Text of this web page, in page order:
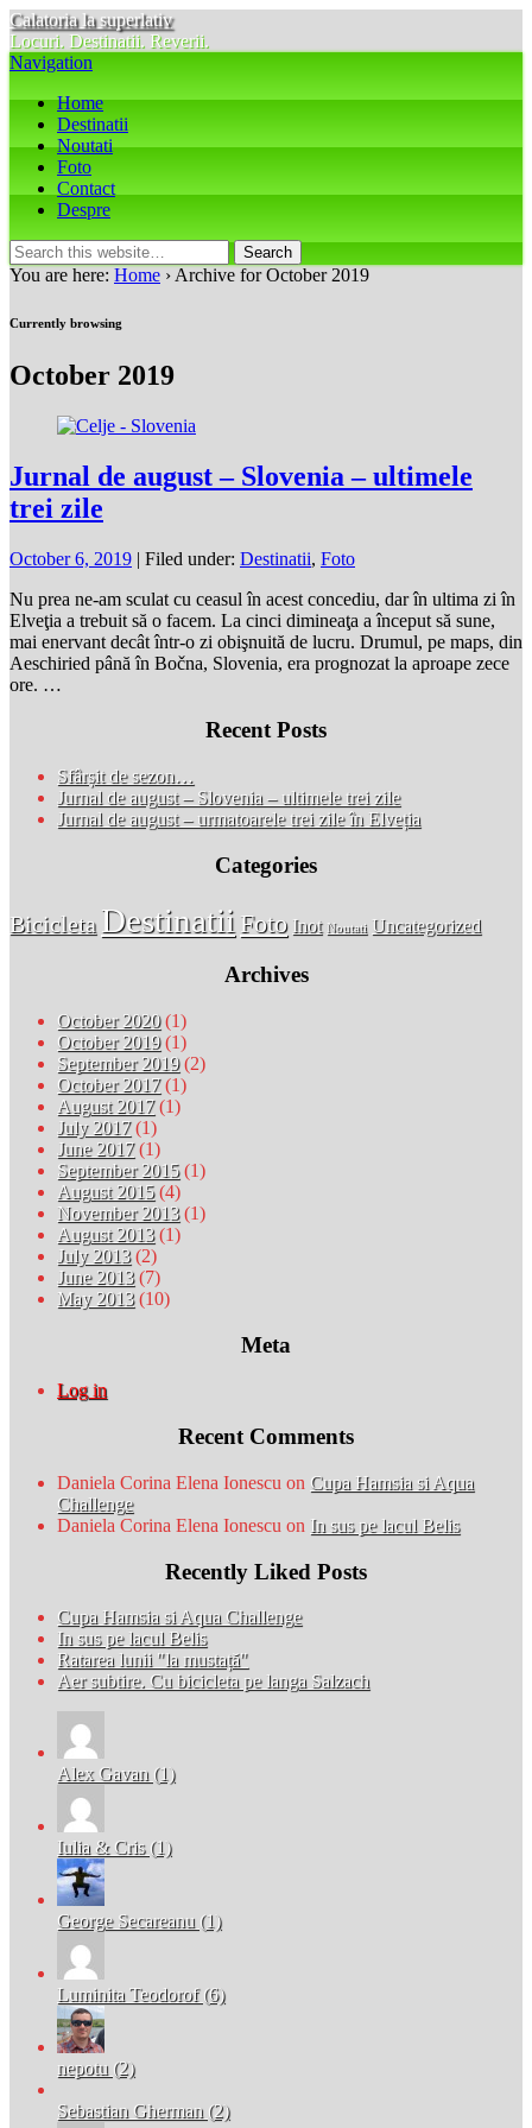
Calatoria la superlativ
Locuri. Destinatii. Reverii.
Navigation
Home
Destinatii
Noutati
Foto
Contact
Despre
You are here: Home › Archive for October 2019
Currently browsing
October 2019
Jurnal de august – Slovenia – ultimele
trei zile
October 6, 2019 | Filed under: Destinatii, Foto
Nu prea ne-am sculat cu ceasul în acest concediu, dar în ultima zi în
Elveţia a trebuit să o facem. La cinci dimineaţa a început să sune,
mai enervant decât într-o zi obişnuită de lucru. Drumul, pe maps, din
Aeschiried până în Bočna, Slovenia, era prognozat la aproape zece
ore. …
Recent Posts
Sfârșit de sezon…
Jurnal de august – Slovenia – ultimele trei zile
Jurnal de august – urmatoarele trei zile în Elveția
Categories
Bicicleta Destinatii Foto Inot Noutati Uncategorized
Archives
October 2020(1)
October 2019(1)
September 2019(2)
October 2017(1)
August 2017(1)
July 2017(1)
June 2017(1)
September 2015(1)
August 2015(4)
November 2013(1)
August 2013(1)
July 2013(2)
June 2013(7)
May 2013(10)
Meta
Log in
Recent Comments
Daniela Corina Elena Ionescu on Cupa Hamsia si Aqua
Challenge
Daniela Corina Elena Ionescu on In sus pe lacul Belis
Recently Liked Posts
Cupa Hamsia si Aqua Challenge
In sus pe lacul Belis
Ratarea lunii "la mustață"
Aer subtire. Cu bicicleta pe langa Salzach
Alex Gavan (1)
Iulia & Cris (1)
George Secareanu (1)
Luminita Teodorof (6)
nepotu (2)
Sebastian Gherman (2)